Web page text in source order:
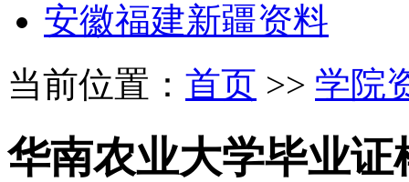
安徽福建新疆资料
当前位置： 首页 >> 学院
华南农业大学毕业证